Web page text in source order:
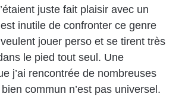
juste fait plaisir avec un
inutile de confronter ce genre
jouer perso et se tirent très
le pied tout seul. Une
j’ai rencontrée de nombreuses
commun n’est pas universel.